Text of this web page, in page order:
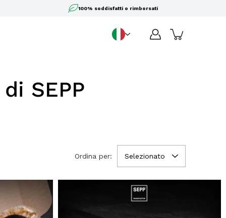
100% soddisfatti o rimborsati
IT
SEPP
Ordina per: Selezionato